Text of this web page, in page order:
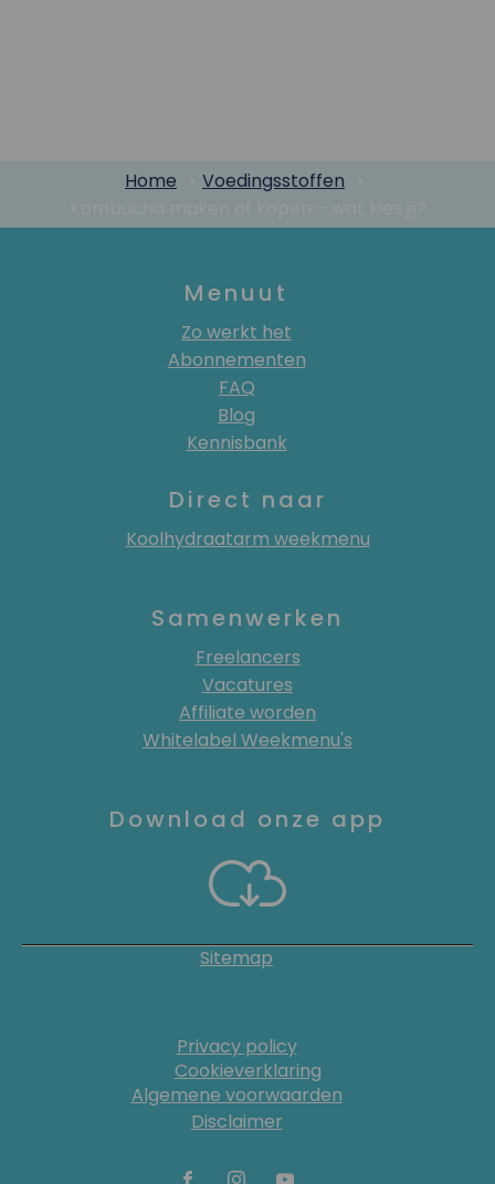
Home
Voedingsstoffen
Menuut
Zo werkt het
Abonnementen
FAQ
Blog
Kennisbank
Direct naar
Koolhydraatarm weekmenu
Samenwerken
Freelancers
Vacatures
Affiliate worden
Whitelabel Weekmenu's
Download onze app
Sitemap
Privacy policy
Cookieverklaring
Algemene voorwaarden
Disclaimer